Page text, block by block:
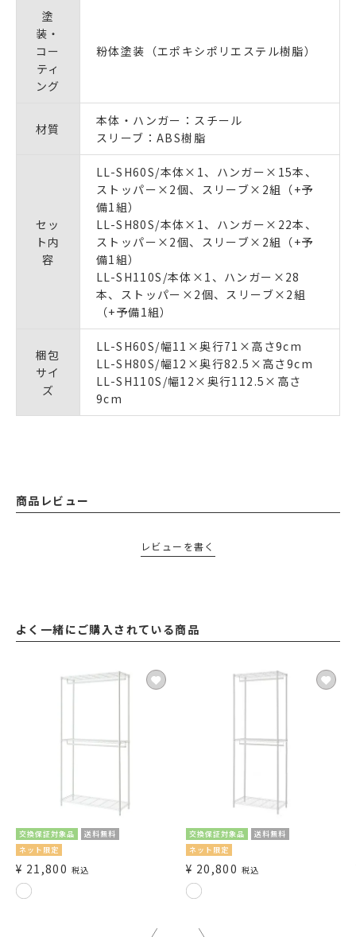
塗
装・
コー
ティ
ング
粉体塗装（エポキシポリエステル樹脂）
材質
本体・ハンガー：スチール
スリーブ：ABS樹脂
セッ
ト内
容
LL-SH60S/本体×1、ハンガー×15本、
ストッパー×2個、スリーブ×2組（+予
備1組）
LL-SH80S/本体×1、ハンガー×22本、
ストッパー×2個、スリーブ×2組（+予
備1組）
LL-SH110S/本体×1、ハンガー×28
本、ストッパー×2個、スリーブ×2組
（+予備1組）
梱包
サイ
ズ
LL-SH60S/幅11×奥行71×高さ9cm
LL-SH80S/幅12×奥行82.5×高さ9cm
LL-SH110S/幅12×奥行112.5×高さ
9cm
商品レビュー
レビューを書く
よく一緒にご購入されている商品
交換保証対象品
送料無料
ネット限定
¥ 21,800 税込
交換保証対象品
送料無料
ネット限定
¥ 20,800 税込